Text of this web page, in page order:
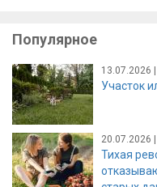
Популярное
13.07.2026
Участок
20.07.2026
Тихая